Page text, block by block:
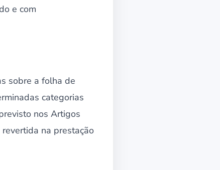
e com
sobre a folha de
categorias
nos Artigos
na prestação